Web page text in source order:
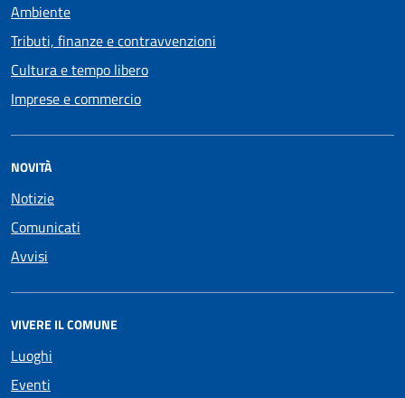
Ambiente
Tributi, finanze e contravvenzioni
Cultura e tempo libero
Imprese e commercio
NOVITÀ
Notizie
Comunicati
Avvisi
VIVERE IL COMUNE
Luoghi
Eventi